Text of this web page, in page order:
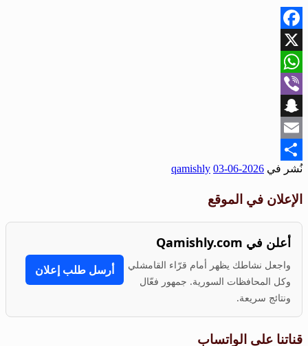
Facebook
X
WhatsApp
Viber
Snapchat
Email
Share
نُشر في 2026-06-03
qamishly
الإعلان في الموقع
أعلن في Qamishly.com
واجعل نشاطك يظهر أمام قرّاء القامشلي
وكل المحافظات السورية. جمهور فعّال
ونتائج سريعة.
أرسل طلب إعلان
قناتنا على الواتساب